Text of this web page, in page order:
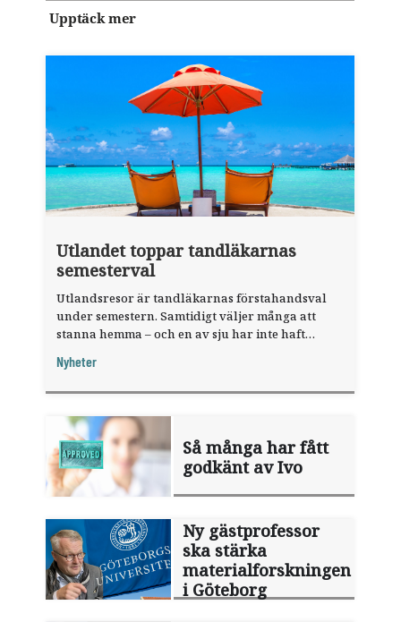
Upptäck mer
Utlandet toppar tandläkarnas
semesterval
Utlandsresor är tandläkarnas förstahandsval
under semestern. Samtidigt väljer många att
stanna hemma – och en av sju har inte haft
fråga".
Nyheter
Så många har fått
godkänt av Ivo
Ny gästprofessor
ska stärka
materialforskningen
i Göteborg